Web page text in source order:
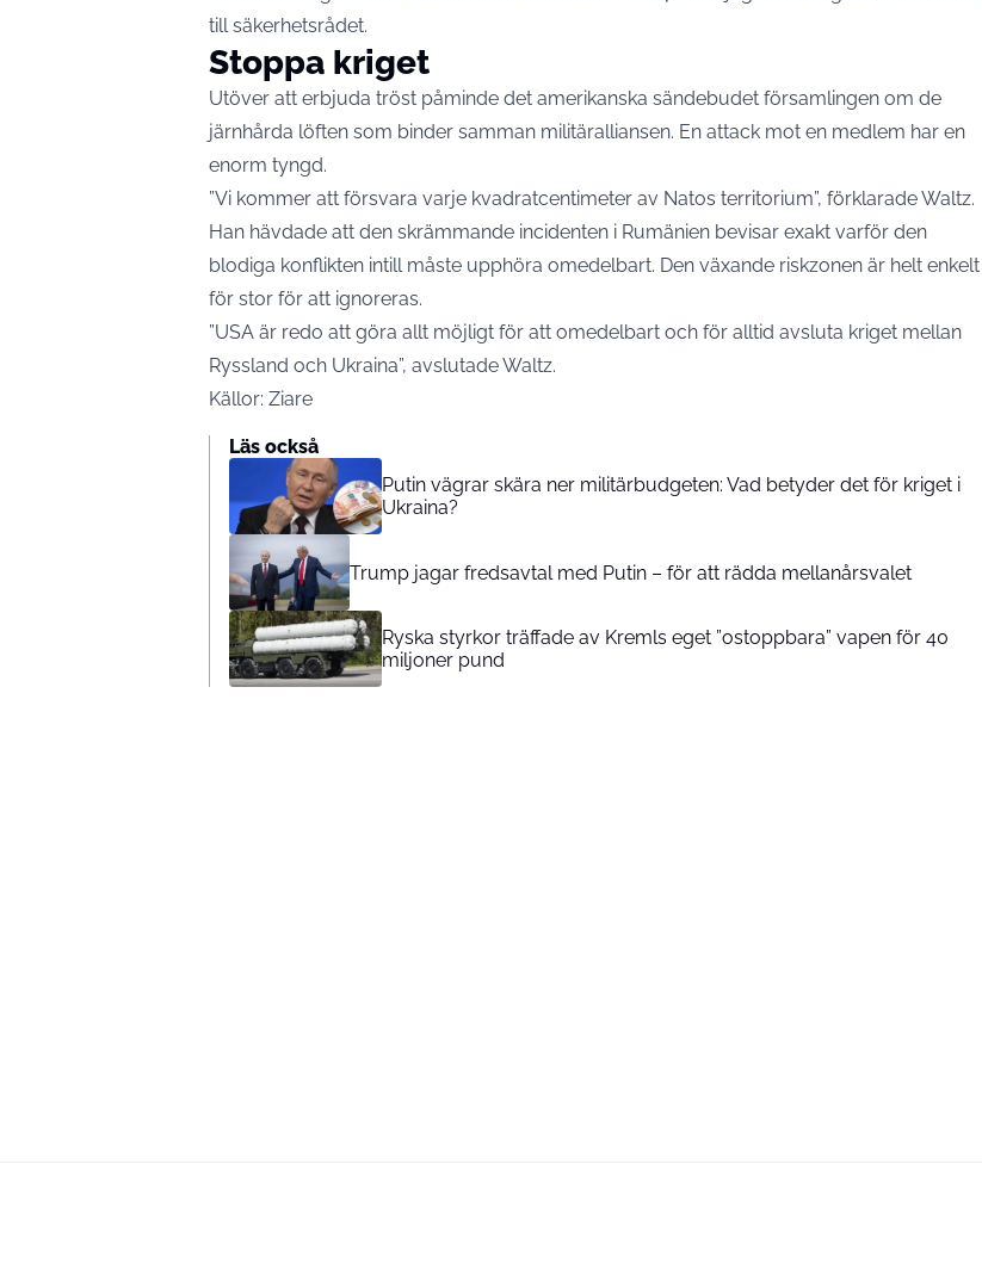
till säkerhetsrådet.
Stoppa kriget
Utöver att erbjuda tröst påminde det amerikanska sändebudet församlingen om de
järnhårda löften som binder samman militäralliansen. En attack mot en medlem har en
enorm tyngd.
”Vi kommer att försvara varje kvadratcentimeter av Natos territorium”, förklarade Waltz.
Han hävdade att den skrämmande incidenten i Rumänien bevisar exakt varför den
blodiga konflikten intill måste upphöra omedelbart. Den växande riskzonen är helt enkelt
för stor för att ignoreras.
”USA är redo att göra allt möjligt för att omedelbart och för alltid avsluta kriget mellan
Ryssland och Ukraina”, avslutade Waltz.
Källor: Ziare
Läs också
Putin vägrar skära ner militärbudgeten: Vad betyder det för kriget i
Ukraina?
Trump jagar fredsavtal med Putin – för att rädda mellanårsvalet
Ryska styrkor träffade av Kremls eget ”ostoppbara” vapen för 40
miljoner pund